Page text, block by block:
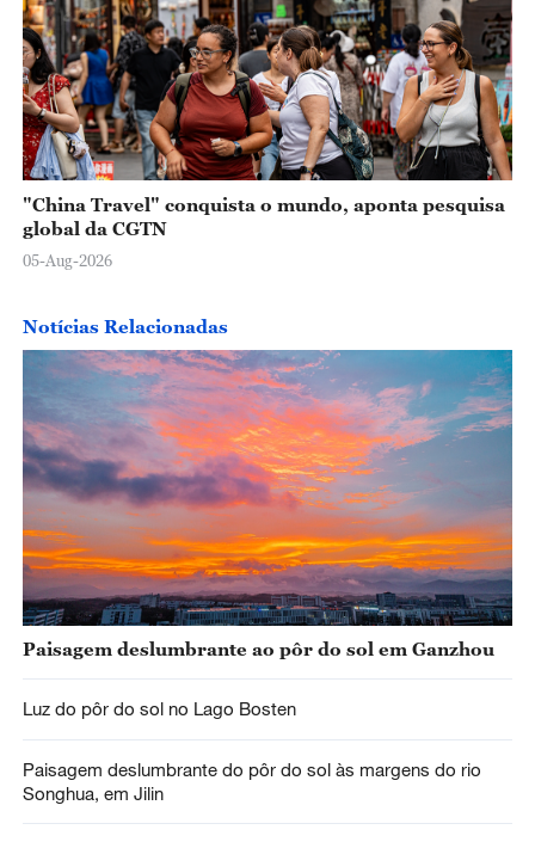
"China Travel" conquista o mundo, aponta pesquisa
global da CGTN
05-Aug-2026
Notícias Relacionadas
Paisagem deslumbrante ao pôr do sol em Ganzhou
Luz do pôr do sol no Lago Bosten
Paisagem deslumbrante do pôr do sol às margens do rio
Songhua, em Jilin